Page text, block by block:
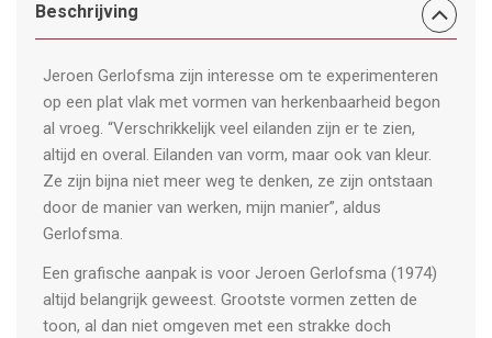
Beschrijving
Jeroen Gerlofsma zijn interesse om te experimenteren
op een plat vlak met vormen van herkenbaarheid begon
al vroeg. “Verschrikkelijk veel eilanden zijn er te zien,
altijd en overal. Eilanden van vorm, maar ook van kleur.
Ze zijn bijna niet meer weg te denken, ze zijn ontstaan
door de manier van werken, mijn manier”, aldus
Gerlofsma.
Een grafische aanpak is voor Jeroen Gerlofsma (1974)
altijd belangrijk geweest. Grootste vormen zetten de
toon, al dan niet omgeven met een strakke doch